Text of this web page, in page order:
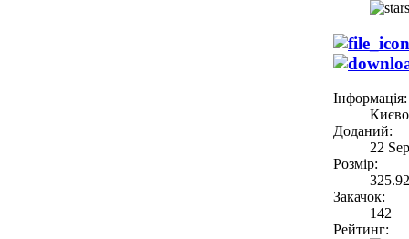
Інформація:
Доданий:
22
Розмір:
Закачок:
142
Рейтинг: